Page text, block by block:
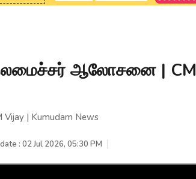
ஆலோசனை | CM
| Kumudam News
: 02 Jul 2026, 05:30 PM